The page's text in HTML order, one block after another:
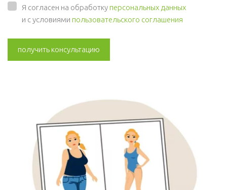
Я согласен на обработкуперсональных данных
и с условиями пользовательского соглашения
получить консультацию